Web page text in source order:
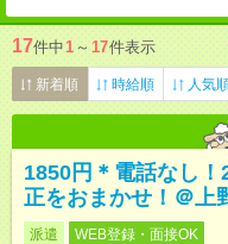
17件中1 ～ 17件表示
新着順 時給順 人気
1850円＊電話なし
正をおまかせ！＠上
派遣 WEB登録・面接OK